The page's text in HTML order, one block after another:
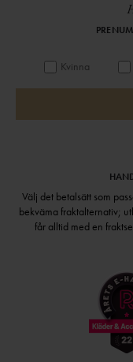
Kvinna
Välj det betalsätt som
bekväma fraktalternativ;
får alltid med en